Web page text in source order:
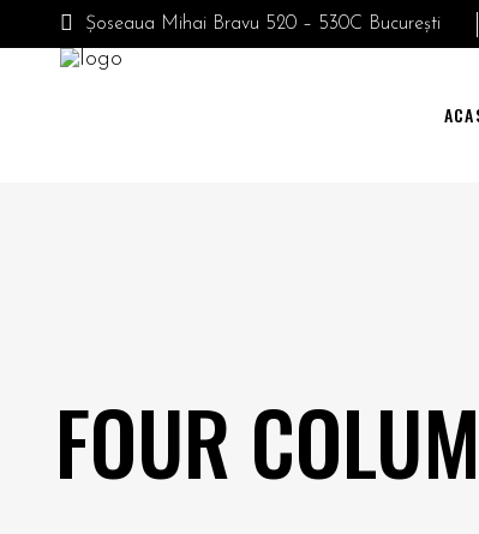
Șoseaua Mihai Bravu 520 – 530C București
FOUR